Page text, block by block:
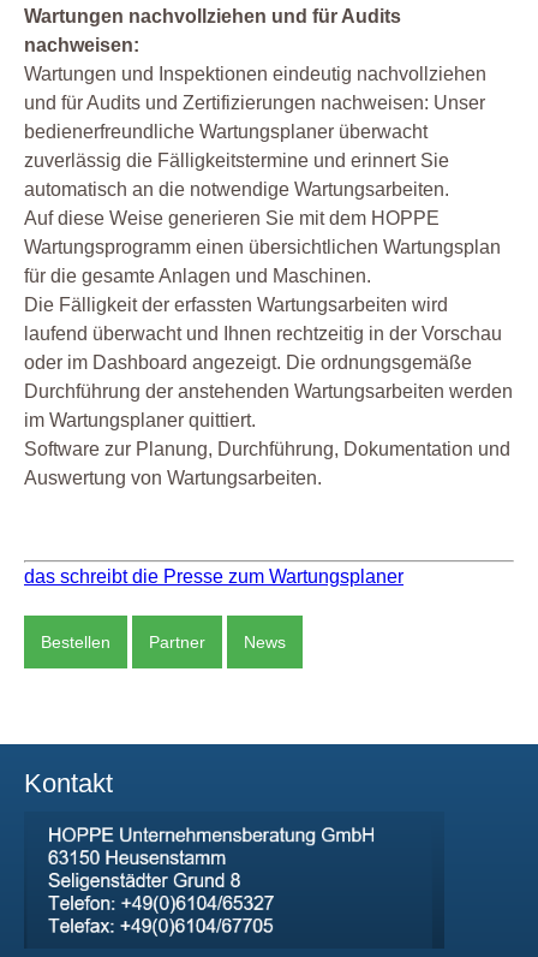
Wartungen nachvollziehen und für Audits
nachweisen:
Wartungen und Inspektionen eindeutig nachvollziehen
und für Audits und Zertifizierungen nachweisen: Unser
bedienerfreundliche Wartungsplaner überwacht
zuverlässig die Fälligkeitstermine und erinnert Sie
automatisch an die notwendige Wartungsarbeiten.
Auf diese Weise generieren Sie mit dem HOPPE
Wartungsprogramm einen übersichtlichen Wartungsplan
für die gesamte Anlagen und Maschinen.
Die Fälligkeit der erfassten Wartungsarbeiten wird
laufend überwacht und Ihnen rechtzeitig in der Vorschau
oder im Dashboard angezeigt. Die ordnungsgemäße
Durchführung der anstehenden Wartungsarbeiten werden
im Wartungsplaner quittiert.
Software zur Planung, Durchführung, Dokumentation und
Auswertung von Wartungsarbeiten.
das schreibt die Presse zum Wartungsplaner
Bestellen Partner News
Kontakt